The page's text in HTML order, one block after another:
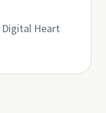
Digital Heart